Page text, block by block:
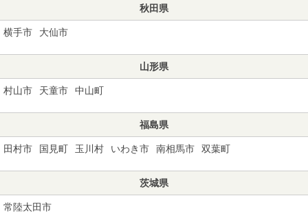
秋田県
横手市 大仙市
山形県
村山市 天童市 中山町
福島県
田村市 国見町 玉川村 いわき市 南相馬市 双葉町
茨城県
常陸太田市